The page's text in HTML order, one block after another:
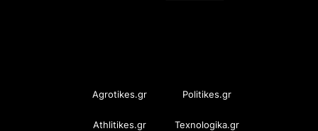
Agrotikes.gr Politikes.gr
Athlitikes.gr Texnologika.gr